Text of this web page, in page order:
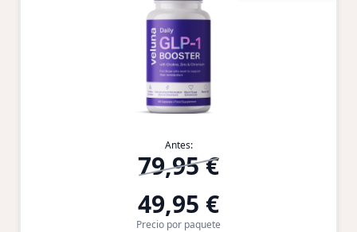
Antes:
79,95 €
49,95 €
Precio por paquete